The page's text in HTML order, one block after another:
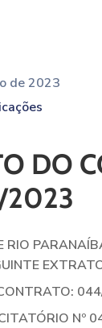
de 2023
DO
2023
RIO
Nº